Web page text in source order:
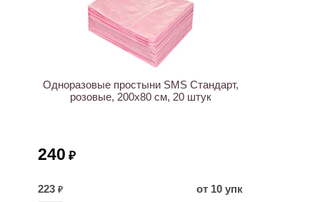
Одноразовые простыни SMS Стандарт,
розовые, 200х80 см, 20 штук
240 ₽
223 ₽
от 10 упк